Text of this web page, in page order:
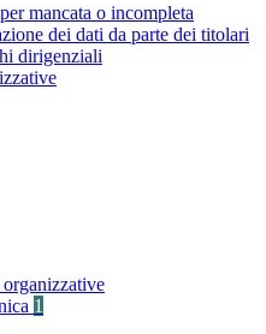
mancata o incompleta
dei dati da parte dei titolari
dirigenziali
1